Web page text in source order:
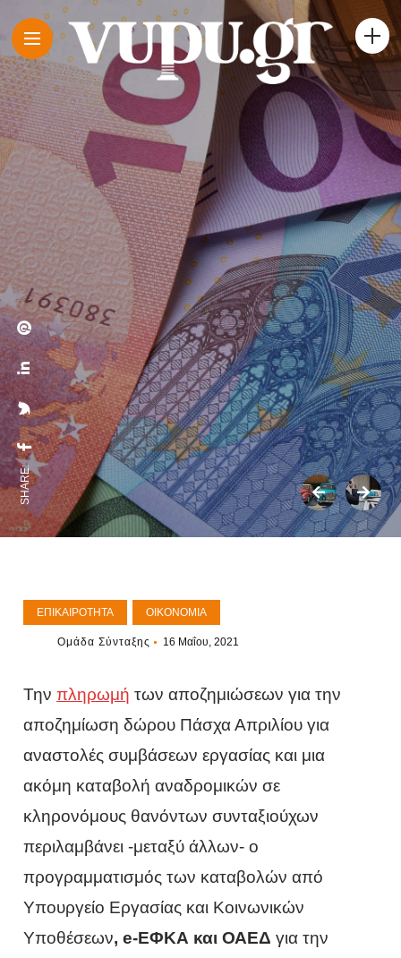
SHARE:
ΕΠΙΚΑΙΡΌΤΗΤΑ ΟΙΚΟΝΟΜΊΑ
Ομάδα Σύνταξης 16 Μαΐου, 2021
Τηνπληρωμή των αποζημιώσεων για την
αποζημίωση δώρου Πάσχα Απριλίου για
αναστολές συμβάσεων εργασίας και μια
ακόμη καταβολή αναδρομικών σε
κληρονόμους θανόντων συνταξιούχων
περιλαμβάνει -μεταξύ άλλων- ο
προγραμματισμός των καταβολών από
Υπουργείο Εργασίας και Κοινωνικών
Υποθέσεων, e-ΕΦΚΑ και ΟΑΕΔ για την